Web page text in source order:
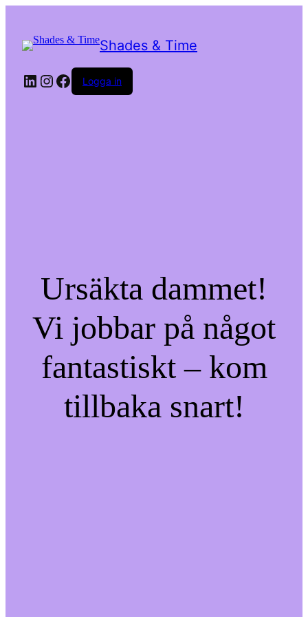
Shades & Time
LinkedIn
Instagram
Facebook
Logga in
Ursäkta dammet!
Vi jobbar på något
fantastiskt – kom
tillbaka snart!